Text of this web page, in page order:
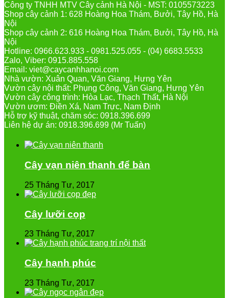
Công ty TNHH MTV Cây cảnh Hà Nội - MST: 0105573223
Shop cây cảnh 1: 628 Hoàng Hoa Thám, Bưởi, Tây Hồ, Hà
Nội
Shop cây cảnh 2: 616 Hoàng Hoa Thám, Bưởi, Tây Hồ, Hà
Nội
Hotline: 0966.623.933 - 0981.525.055 - (04) 6683.5533
Zalo, Viber: 0915.885.558
Email: viet@caycanhhanoi.com
Nhà vườn: Xuân Quan, Văn Giang, Hưng Yên
Vườn cây nội thất: Phụng Công, Văn Giang, Hưng Yên
Vườn cây công trình: Hòa Lạc, Thạch Thất, Hà Nội
Vườn ươm: Điền Xá, Nam Trực, Nam Định
Hỗ trợ kỹ thuật, chăm sóc: 0918.396.699
Liên hệ dự án: 0918.396.699 (Mr Tuấn)
Cây vạn niên thanh để bàn
25 Tháng Tư, 2017
Cây lưỡi cọp
23 Tháng Tư, 2017
Cây hạnh phúc
23 Tháng Tư, 2017